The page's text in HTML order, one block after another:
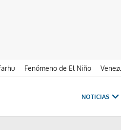
Fenómeno de El Niño
NOTICIAS